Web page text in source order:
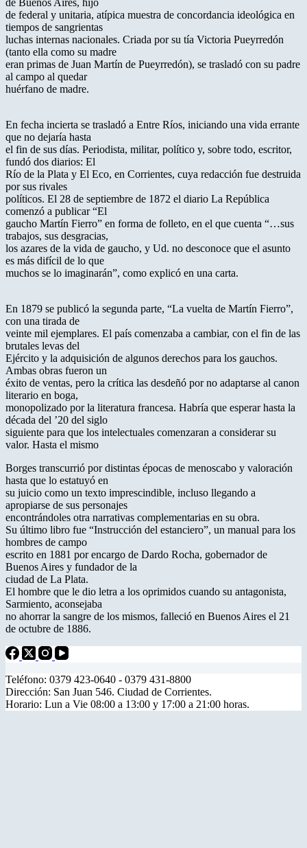
de Buenos Aires, hijo
de federal y unitaria, atípica muestra de concordancia ideológica en
tiempos de sangrientas
luchas internas nacionales. Criada por su tía Victoria Pueyrredón
(tanto ella como su madre
eran primas de Juan Martín de Pueyrredón), se trasladó con su padre
al campo al quedar
huérfano de madre.
En fecha incierta se trasladó a Entre Ríos, iniciando una vida errante
que no dejaría hasta
el fin de sus días. Periodista, militar, político y, sobre todo, escritor,
fundó dos diarios: El
Río de la Plata y El Eco, en Corrientes, cuya redacción fue destruida
por sus rivales
políticos. El 28 de septiembre de 1872 el diario La República
comenzó a publicar “El
gaucho Martín Fierro” en forma de folleto, en el que cuenta “…sus
trabajos, sus desgracias,
los azares de la vida de gaucho, y Ud. no desconoce que el asunto
es más difícil de lo que
muchos se lo imaginarán”, como explicó en una carta.
En 1879 se publicó la segunda parte, “La vuelta de Martín Fierro”,
con una tirada de
veinte mil ejemplares. El país comenzaba a cambiar, con el fin de las
brutales levas del
Ejército y la adquisición de algunos derechos para los gauchos.
Ambas obras fueron un
éxito de ventas, pero la crítica las desdeñó por no adaptarse al canon
literario en boga,
monopolizado por la literatura francesa. Habría que esperar hasta la
década del ’20 del siglo
siguiente para que los intelectuales comenzaran a considerar su
valor. Hasta el mismo
Borges transcurrió por distintas épocas de menoscabo y valoración
hasta que lo estatuyó en
su juicio como un texto imprescindible, incluso llegando a
apropiarse de sus personajes
encontrándoles otra narrativas complementarias en su obra.
Su último libro fue “Instrucción del estanciero”, un manual para los
hombres de campo
escrito en 1881 por encargo de Dardo Rocha, gobernador de
Buenos Aires y fundador de la
ciudad de La Plata.
El hombre que le dio letra a los oprimidos cuando su antagonista,
Sarmiento, aconsejaba
no ahorrar la sangre de los mismos, falleció en Buenos Aires el 21
de octubre de 1886.
Teléfono: 0379 423-0640 - 0379 431-8800
Dirección: San Juan 546. Ciudad de Corrientes.
Horario: Lun a Vie 08:00 a 13:00 y 17:00 a 21:00 horas.